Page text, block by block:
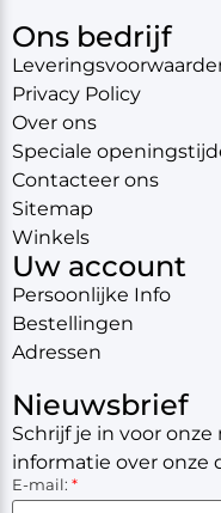
Ons bedrijf
Privacy Policy
Over ons
Speciale
Contacteer ons
Sitemap
Winkels
Uw account
Persoonlijke Info
Bestellingen
Adressen
Nieuwsbrief
Schrijf je in voor
informatie over onze
E-mail: *